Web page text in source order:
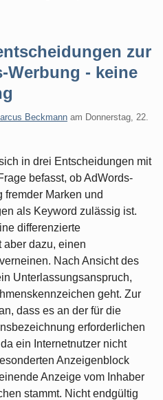
zur
Werbung - keine
Beckmann am Donnerstag, 22.
in drei Entscheidungen mit
befasst, ob AdWords-
fremder Marken und
als Keyword zulässig ist.
differenzierte
aber dazu, einen
Nach Ansicht des
Unterlassungsanspruch,
geht. Zur
dass es an der für die
erforderlichen
ein Internetnutzer nicht
Anzeigenblock
Anzeige vom Inhaber
stammt. Nicht endgültig